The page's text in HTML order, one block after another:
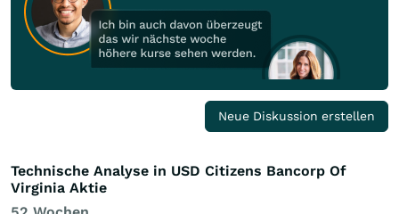
Neue Diskussion erstellen
Technische Analyse in USD Citizens Bancorp Of
Virginia Aktie